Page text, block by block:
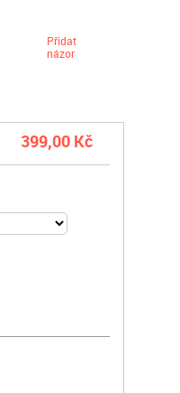
Přidat
názor
399,00 Kč